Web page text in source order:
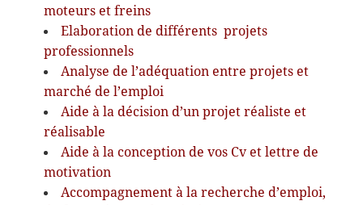
moteurs et freins
Elaboration de différents projets
professionnels
Analyse de l’adéquation entre projets et
marché de l’emploi
Aide à la décision d’un projet réaliste et
réalisable
Aide à la conception de vos Cv et lettre de
motivation
Accompagnement à la recherche d’emploi,